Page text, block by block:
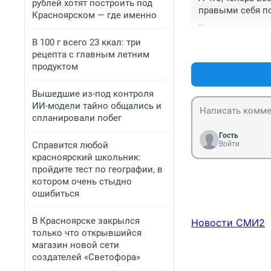
рублей хотят построить под
Красноярском — где именно
В 100 г всего 23 ккал: три
рецепта с главным летним
продуктом
Вышедшие из-под контроля
ИИ-модели тайно общались и
спланировали побег
Справится любой
красноярский школьник:
пройдите тест по географии, в
котором очень стыдно
ошибиться
В Красноярске закрылся
только что открывшийся
магазин новой сети
создателей «Светофора»
правыми себя
где она не
Кто Вы такие
или нет?
Гость
Войти
Новости СМИ2